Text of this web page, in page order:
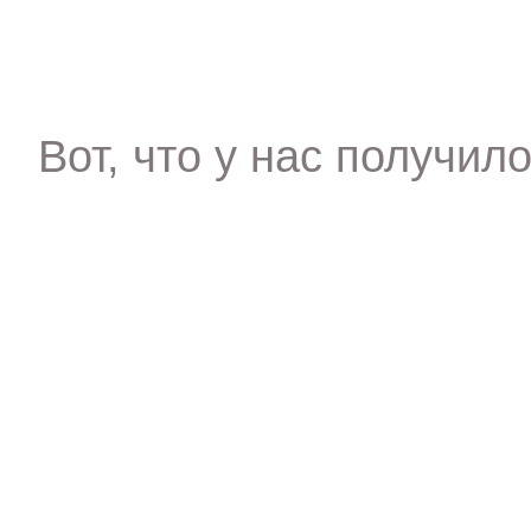
Вот, что у нас